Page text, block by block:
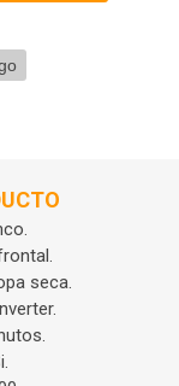
seca.